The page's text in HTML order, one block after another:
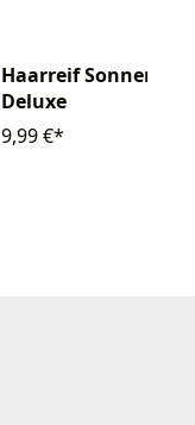
Haarreif
Deluxe
9,99 €*